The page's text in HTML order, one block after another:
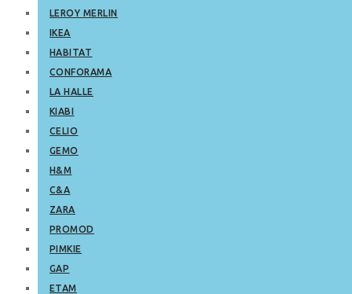
LEROY MERLIN
IKEA
HABITAT
CONFORAMA
LA HALLE
KIABI
CELIO
GEMO
H&M
C&A
ZARA
PROMOD
PIMKIE
GAP
ETAM